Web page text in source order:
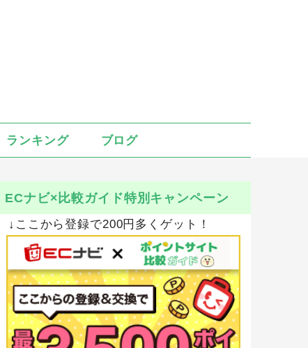
ランキング ブログ
ECナビ×比較ガイド特別キャンペーン
↓ここから登録で200円多くゲット！